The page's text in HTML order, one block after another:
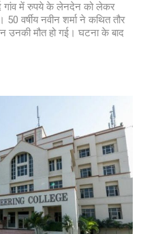
गांव में रुपये के लेनदेन को लेकर
वर्षीय नवीन शर्मा ने कथित तौर
उनकी मौत हो गई। घटना के बाद